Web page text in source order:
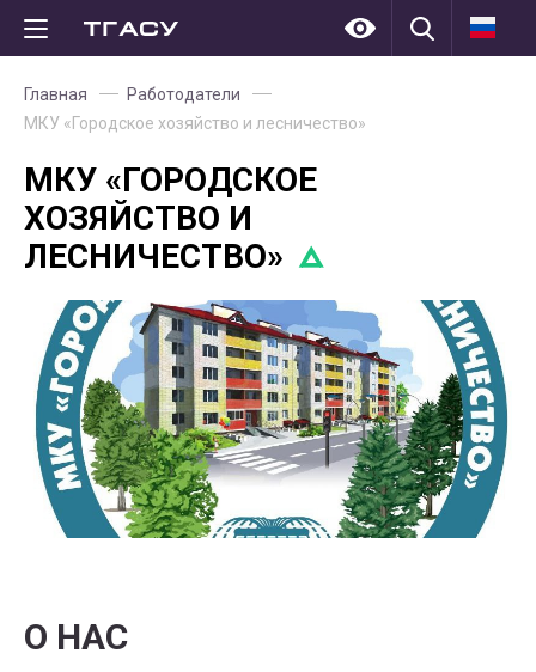
Главная
Работодатели
МКУ «Городское хозяйство и лесничество»
МКУ «ГОРОДСКОЕ
ХОЗЯЙСТВО И
ЛЕСНИЧЕСТВО»
О НАС